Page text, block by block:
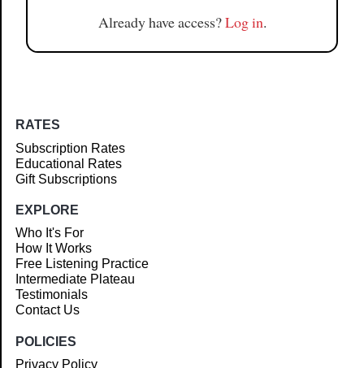
Already have access?Log in.
RATES
Subscription Rates
Educational Rates
Gift Subscriptions
EXPLORE
Who It's For
How It Works
Free Listening Practice
Intermediate Plateau
Testimonials
Contact Us
POLICIES
Privacy Policy